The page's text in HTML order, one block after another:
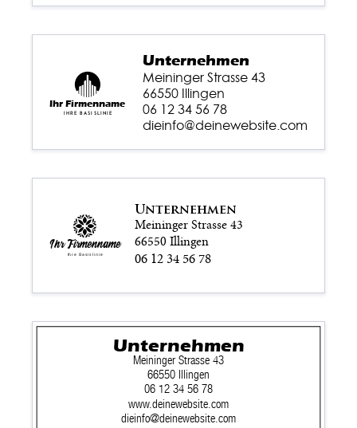
06 12 34 56 78
dieinfo@deinewebsite.com
Meininger Strasse 43
66550 Illingen
Unternehmen
Ihr Firmenname
Ihre Basislinie
06 12 34 56 78
Meininger Strasse 43
66550 Illingen
Unternehmen
Ihr Firmenname
Ihre Basislinie
dieinfo@deinewebsite.com
06 12 34 56 78
www.deinewebsite.com
Meininger Strasse 43
66550 Illingen
Unternehmen